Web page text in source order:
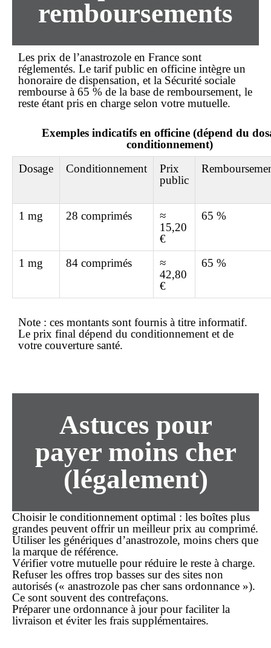
remboursements
Les prix de l’anastrozole en France sont
réglementés. Le tarif public en officine intègre un
honoraire de dispensation, et la Sécurité sociale
rembourse à 65 % de la base de remboursement, le
reste étant pris en charge selon votre mutuelle.
Exemples indicatifs en officine (dépend du
conditionnement)
Dosage
Conditionnement
Prix
public
1 mg 28 comprimés
≈
15,20
€
65 %
1 mg 84 comprimés
≈
42,80
€
65 %
Note : ces montants sont fournis à titre informatif.
Le prix final dépend du conditionnement et de
votre couverture santé.
Astuces pour
payer moins cher
(légalement)
Choisir le conditionnement optimal : les boîtes plus
grandes peuvent offrir un meilleurprix au comprimé.
Utiliser les génériques d’anastrozole, moins chers que
la marque de référence.
Vérifier votre mutuelle pour réduire le reste à charge.
Refuser les offres trop basses sur des sites non
autorisés (« anastrozole pas cher sans ordonnance »).
Ce sont souvent des contrefaçons.
Préparer une ordonnance à jourpour faciliter la
livraison et éviter les frais supplémentaires.